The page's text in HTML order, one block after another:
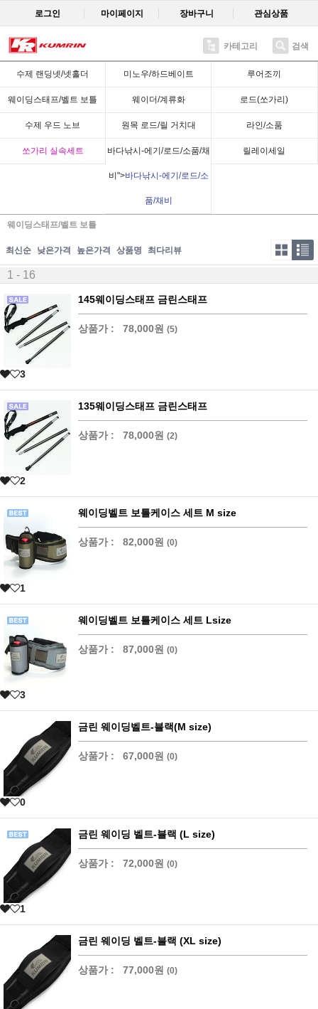
로그인 마이페이지 장바구니 관심상품
카테고리 검색
수제 랜딩넷/넷홀더 미노우/하드베이트 루어조끼
웨이딩스태프/벨트 보틀 웨이더/계류화 로드(쏘가리)
수제 우드 노브 원목 로드/릴 거치대 라인/소품
쏘가리 실속세트 바다낚시-에기/로드/소품/채
비">바다낚시-에기/로드/소
품/채비
릴레이세일
웨이딩스태프/벨트 보틀
최신순 낮은가격 높은가격 상품명 최다리뷰
1 - 16
145웨이딩스태프 금린스태프
상품가 : 78,000원 (5)
3
135웨이딩스태프 금린스태프
상품가 : 78,000원 (2)
2
웨이딩벨트 보틀케이스 세트 M size
상품가 : 82,000원 (0)
1
웨이딩벨트 보틀케이스 세트 Lsize
상품가 : 87,000원 (0)
3
금린 웨이딩벨트-블랙(M size)
상품가 : 67,000원 (0)
0
금린 웨이딩 벨트-블랙 (L size)
상품가 : 72,000원 (0)
1
금린 웨이딩 벨트-블랙 (XL size)
상품가 : 77,000원 (0)